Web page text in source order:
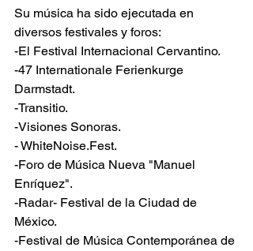
Su música ha sido ejecutada en
diversos festivales y foros:
-El Festival Internacional Cervantino.
-47 Internationale Ferienkurge
Darmstadt.
-Transitio.
-Visiones Sonoras.
- WhiteNoise.Fest.
-Foro de Música Nueva "Manuel
Enríquez".
-Radar- Festival de la Ciudad de
México.
-Festival de Música Contemporánea de